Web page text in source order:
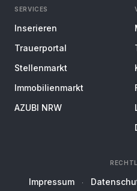
SERVICES
Inserieren
Trauerportal
Stellenmarkt
Immobilienmarkt
AZUBI NRW
Impressum